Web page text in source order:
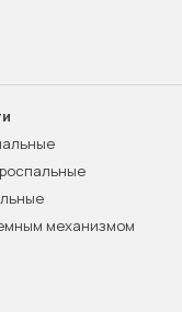
механизмом